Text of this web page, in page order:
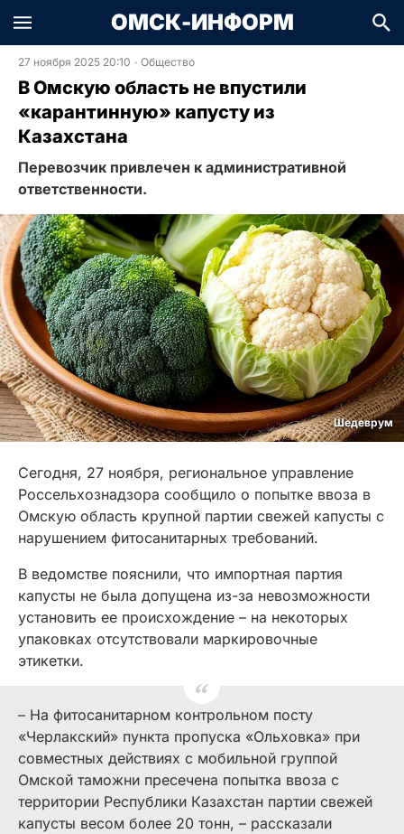
ОМСК-ИНФОРМ
27 ноября 2025 20:10 · Общество
В Омскую область не впустили
«карантинную» капусту из
Казахстана
Перевозчик привлечен к административной
ответственности.
Шедеврум
Сегодня, 27 ноября, региональное управление
Россельхознадзора сообщило о попытке ввоза в
Омскую область крупной партии свежей капусты с
нарушением фитосанитарных требований.
В ведомстве пояснили, что импортная партия
капусты не была допущена из-за невозможности
установить ее происхождение – на некоторых
упаковках отсутствовали маркировочные
этикетки.
– На фитосанитарном контрольном посту
«Черлакский» пункта пропуска «Ольховка» при
совместных действиях с мобильной группой
Омской таможни пресечена попытка ввоза с
территории Республики Казахстан партии свежей
капусты весом более 20 тонн, – рассказали